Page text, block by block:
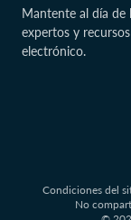
Mantente al día
expertos y
electrónico.
Condiciones del
No